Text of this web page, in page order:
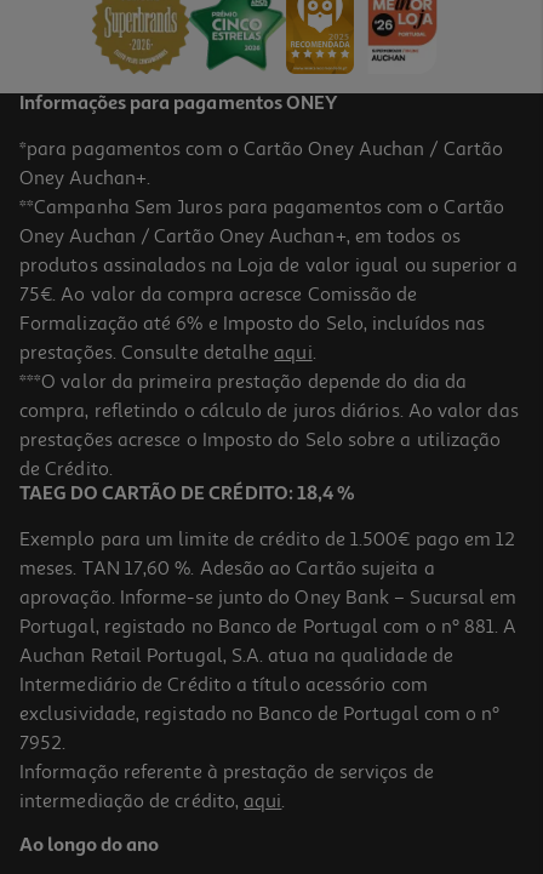
Informações para pagamentos ONEY
*para pagamentos com o Cartão Oney Auchan / Cartão
Oney Auchan+.
**Campanha Sem Juros para pagamentos com o Cartão
Oney Auchan / Cartão Oney Auchan+, em todos os
produtos assinalados na Loja de valor igual ou superior a
75€. Ao valor da compra acresce Comissão de
Formalização até 6% e Imposto do Selo, incluídos nas
prestações. Consulte detalhe aqui.
***O valor da primeira prestação depende do dia da
compra, refletindo o cálculo de juros diários. Ao valor das
prestações acresce o Imposto do Selo sobre a utilização
de Crédito.
TAEG DO CARTÃO DE CRÉDITO: 18,4 %
Exemplo para um limite de crédito de 1.500€ pago em 12
meses. TAN 17,60 %. Adesão ao Cartão sujeita a
aprovação. Informe-se junto do Oney Bank – Sucursal em
Portugal, registado no Banco de Portugal com o nº 881. A
Auchan Retail Portugal, S.A. atua na qualidade de
Intermediário de Crédito a título acessório com
exclusividade, registado no Banco de Portugal com o nº
7952.
Informação referente à prestação de serviços de
intermediação de crédito, aqui.
Ao longo do ano